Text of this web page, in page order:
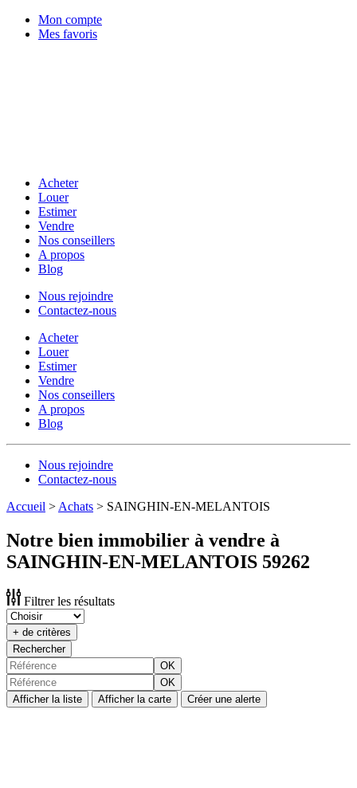
Mon compte
Mes favoris
Acheter
Louer
Estimer
Vendre
Nos conseillers
A propos
Blog
Nous rejoindre
Contactez-nous
Acheter
Louer
Estimer
Vendre
Nos conseillers
A propos
Blog
Nous rejoindre
Contactez-nous
Accueil > Achats > SAINGHIN-EN-MELANTOIS
Notre bien immobilier à vendre à
SAINGHIN-EN-MELANTOIS 59262
Filtrer les résultats
+ de critères
Rechercher
OK
OK
Afficher la liste
Afficher la carte Créer une alerte